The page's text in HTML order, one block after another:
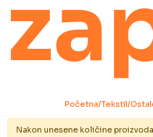
Početna/Tekstil/
Nakon unesene količine